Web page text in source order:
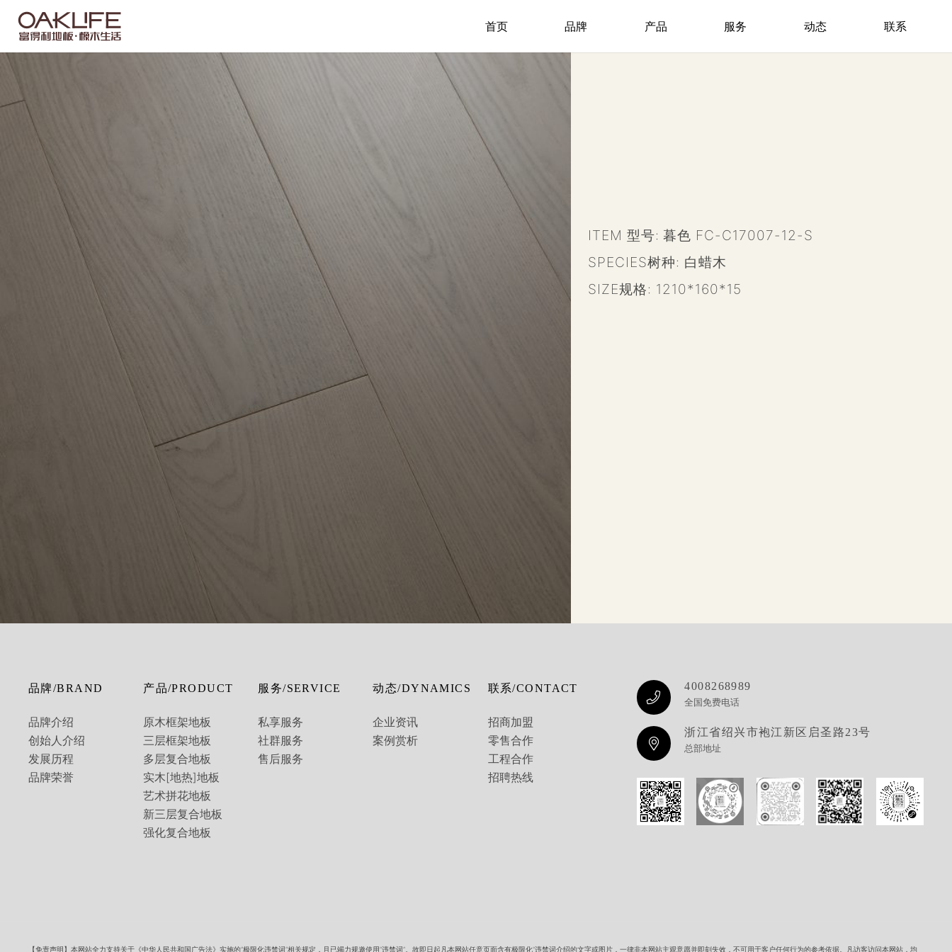
首页 品牌 产品 服务 动态 联系
ITEM 型号: 暮色 FC-C17007-12-S
SPECIES树种: 白蜡木
SIZE规格: 1210*160*15
品牌/BRAND
品牌介绍
创始人介绍
发展历程
品牌荣誉
产品/PRODUCT
原木框架地板
三层框架地板
多层复合地板
实木[地热]地板
艺术拼花地板
新三层复合地板
强化复合地板
服务/SERVICE
私享服务
社群服务
售后服务
动态/DYNAMICS
企业资讯
案例赏析
联系/CONTACT
招商加盟
零售合作
工程合作
招聘热线
4008268989
全国免费电话
浙江省绍兴市袍江新区启圣路23号
总部地址
【免责声明】本网站全力支持关于《中华人民共和国广告法》实施的”极限化违禁词”相关规定，且已竭力规邀使用”违禁词”。故即日起凡本网站任意页面含有极限化”违禁词介绍的文字或图片，一律非本网站主观意愿并即刻失效，不可用于客户任何行为的参考依据。凡访客访问本网站，均